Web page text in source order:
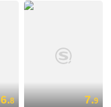
巴黎
6.8 7.9